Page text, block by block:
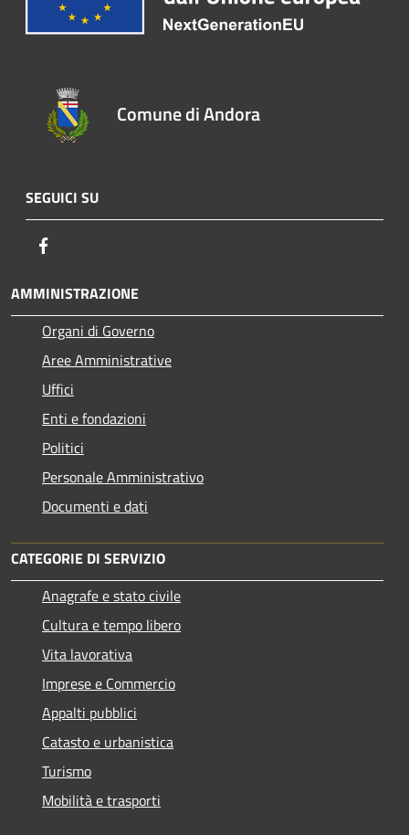
Comune di Andora
SEGUICI SU
AMMINISTRAZIONE
Organi di Governo
Aree Amministrative
Uffici
Enti e fondazioni
Politici
Personale Amministrativo
Documenti e dati
CATEGORIE DI SERVIZIO
Anagrafe e stato civile
Cultura e tempo libero
Vita lavorativa
Imprese e Commercio
Appalti pubblici
Catasto e urbanistica
Turismo
Mobilità e trasporti